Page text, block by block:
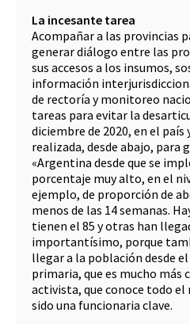
La incesante tarea
Acompañar a las provincias
generar diálogo entre las
sus accesos a los insumos,
información
de rectoría y monitoreo
tareas para evitar la
diciembre de 2020, en el
realizada, desde abajo, para
«Argentina desde que se
porcentaje muy alto, en el
ejemplo, de proporción de
menos de las 14 semanas.
tienen el 85 y otras han
importantísimo, porque
llegar a la población desde
primaria, que es mucho más
activista, que conoce todo
sido una funcionaria clave.